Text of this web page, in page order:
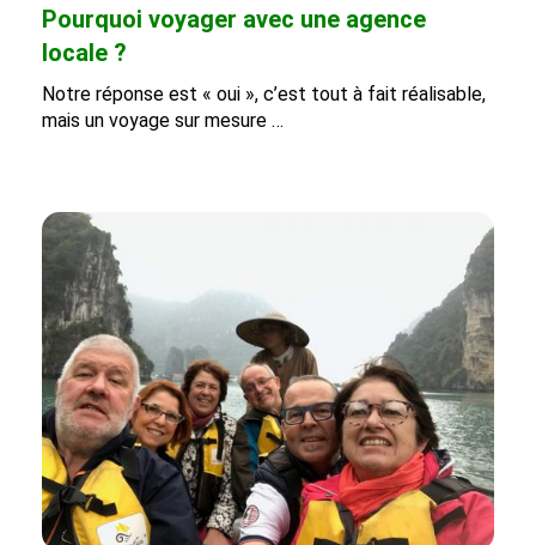
Pourquoi voyager avec une agence
locale ?
Notre réponse est « oui », c’est tout à fait réalisable,
mais un voyage sur mesure …